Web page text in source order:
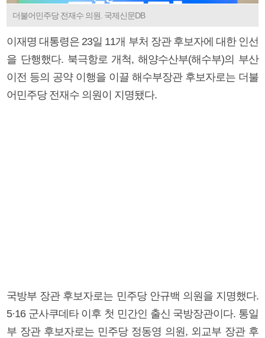
더불어민주당 전재수 의원. 국제신문DB
이재명 대통령은 23일 11개 부처 장관 후보자에 대한 인선
을 단행했다. 북극항로 개척, 해양수산부(해수부)의 부산
이전 등의 공약 이행을 이끌 해수부장관 후보자로는 더불
어민주당 전재수 의원이 지명됐다.
국방부 장관 후보자로는 민주당 안규백 의원을 지명했다.
5·16 군사쿠데타 이후 첫 민간인 출신 국방장관이다. 통일
부 장관 후보자로는 민주당 정동영 의원, 외교부 장관 후